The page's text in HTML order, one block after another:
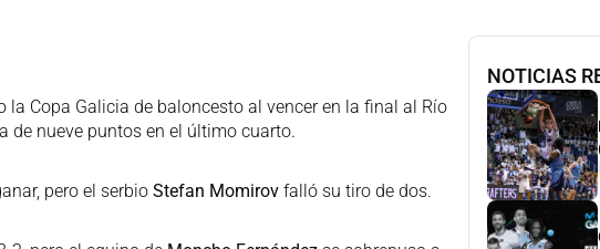
Copa Galicia de baloncesto al vencer en la final al Río
de nueve puntos en el último cuarto.
pero el serbio Stefan Momirov falló su tiro de dos.
NOTICIAS